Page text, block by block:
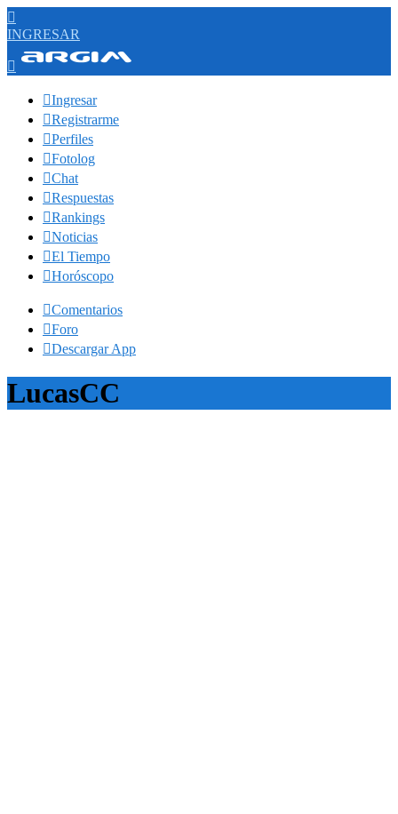

INGRESAR

Ingresar
Registrarme
Perfiles
Fotolog
Chat
Respuestas
Rankings
Noticias
El Tiempo
Horóscopo
Comentarios
Foro
Descargar App
LucasCC